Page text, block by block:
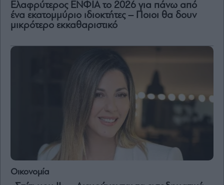
Ελαφρύτερος ΕΝΦΙΑ το 2026 για πάνω από
ένα εκατομμύριο ιδιοκτήτες – Ποιοι θα δουν
μικρότερο εκκαθαριστικό
Οικονομία